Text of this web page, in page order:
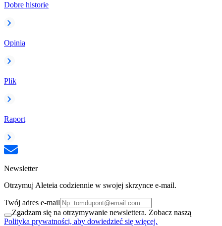
Dobre historie
Opinia
Plik
Raport
Newsletter
Otrzymuj Aleteia codziennie w swojej skrzynce e-mail.
Twój adres e-mail
Zgadzam się na otrzymywanie newslettera. Zobacz naszą
Polityka prywatności, aby dowiedzieć się więcej.